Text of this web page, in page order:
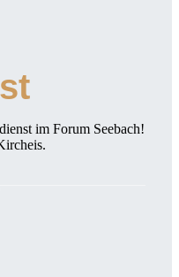
im Forum Seebach!